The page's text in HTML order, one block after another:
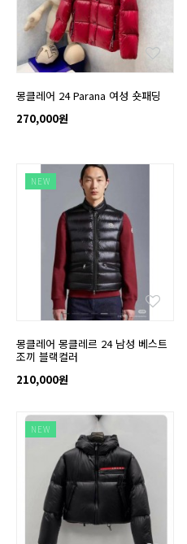
몽클레어 24 Parana 여성 숏패딩
270,000원
NEW
몽클레어 몽클레르 24 남성 베스트
조끼 블랙컬러
210,000원
NEW